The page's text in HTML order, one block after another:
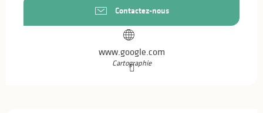
Contactez-nous
www.google.com
Cartographie